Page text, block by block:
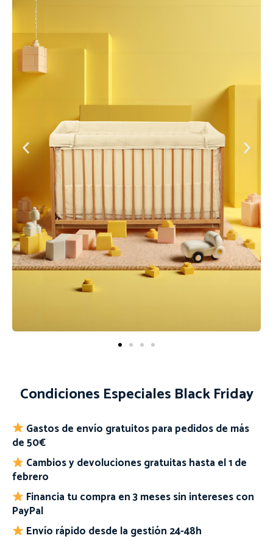
Condiciones Especiales Black Friday
Gastos de envío gratuitos para pedidos de más
de 50€
Cambios y devoluciones gratuitas hasta el 1 de
febrero
Financia tu compra en 3 meses sin intereses con
PayPal
Envío rápido desde la gestión 24-48h